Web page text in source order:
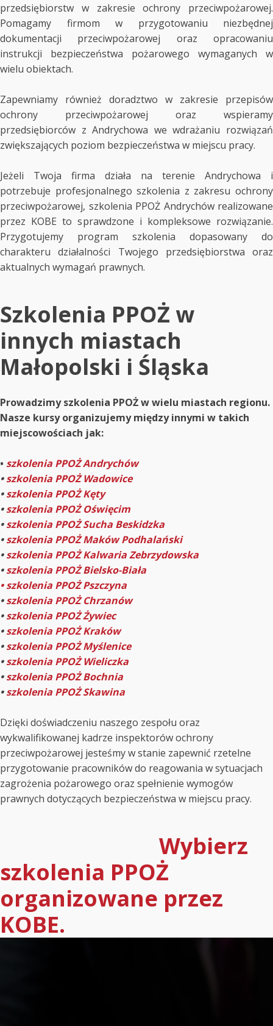
przedsiębiorstw w zakresie ochrony przeciwpożarowej.
Pomagamy firmom w przygotowaniu niezbędnej
dokumentacji przeciwpożarowej oraz opracowaniu
instrukcji bezpieczeństwa pożarowego wymaganych w
wielu obiektach.
Zapewniamy również doradztwo w zakresie przepisów
ochrony przeciwpożarowej oraz wspieramy
przedsiębiorców z Andrychowa we wdrażaniu rozwiązań
zwiększających poziom bezpieczeństwa w miejscu pracy.
Jeżeli Twoja firma działa na terenie Andrychowa i
potrzebuje profesjonalnego szkolenia z zakresu ochrony
przeciwpożarowej, szkolenia PPOŻ Andrychów realizowane
przez KOBE to sprawdzone i kompleksowe rozwiązanie.
Przygotujemy program szkolenia dopasowany do
charakteru działalności Twojego przedsiębiorstwa oraz
aktualnych wymagań prawnych.
Szkolenia PPOŻ w
innych miastach
Małopolski i Śląska
Prowadzimy szkolenia PPOŻ w wielu miastach regionu.
Nasze kursy organizujemy między innymi w takich
miejscowościach jak:
• szkolenia PPOŻ Andrychów
•szkolenia PPOŻ Wadowice
•szkolenia PPOŻ Kęty
•szkolenia PPOŻ Oświęcim
•szkolenia PPOŻ Sucha Beskidzka
•szkolenia PPOŻ Maków Podhalański
•szkolenia PPOŻ Kalwaria Zebrzydowska
•szkolenia PPOŻ Bielsko-Biała
• szkolenia PPOŻ Pszczyna
•szkolenia PPOŻ Chrzanów
•szkolenia PPOŻ Żywiec
•szkolenia PPOŻ Kraków
•szkolenia PPOŻ Myślenice
•szkolenia PPOŻ Wieliczka
•szkolenia PPOŻ Bochnia
•szkolenia PPOŻ Skawina
Dzięki doświadczeniu naszego zespołu oraz
wykwalifikowanej kadrze inspektorów ochrony
przeciwpożarowej jesteśmy w stanie zapewnić rzetelne
przygotowanie pracowników do reagowania w sytuacjach
zagrożenia pożarowego oraz spełnienie wymogów
prawnych dotyczących bezpieczeństwa w miejscu pracy.
Wybierz
szkolenia PPOŻ
organizowane przez
KOBE.